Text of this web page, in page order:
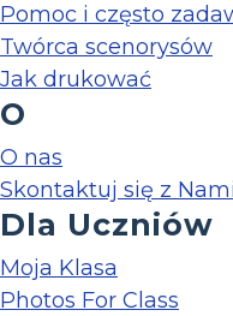
Pomoc i często
Twórca scenorysów
Jak drukować
O
O nas
Skontaktuj się z Nami
Dla Uczniów
Moja Klasa
Photos For Class